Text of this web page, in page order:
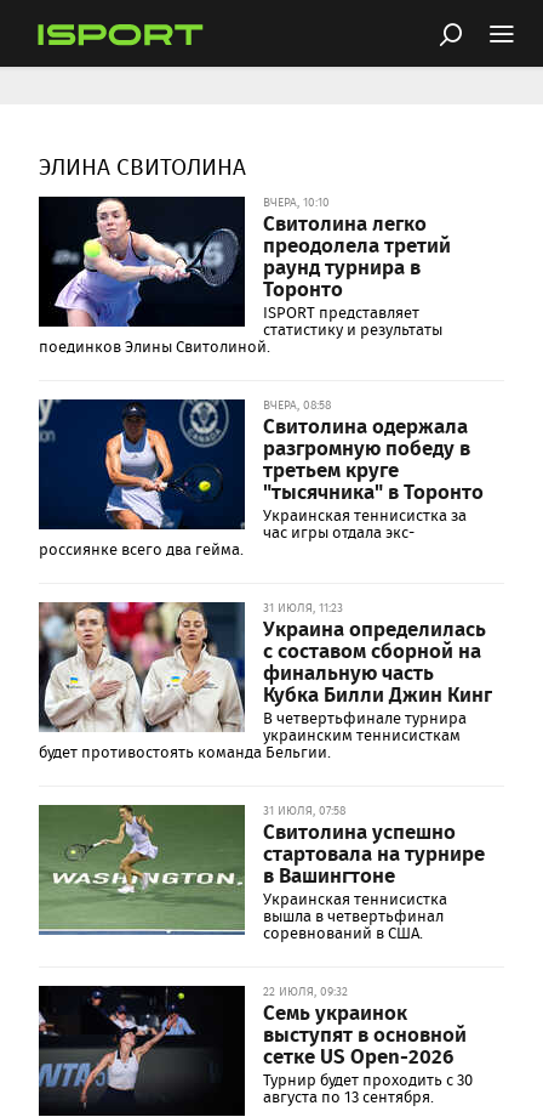
ЭЛИНА СВИТОЛИНА
ВЧЕРА, 10:10
Свитолина легко
преодолела третий
раунд турнира в
Торонто
ISPORT представляет
статистику и результаты
поединков Элины Свитолиной.
ВЧЕРА, 08:58
Свитолина одержала
разгромную победу в
третьем круге
"тысячника" в Торонто
Украинская теннисистка за
час игры отдала экс-
россиянке всего два гейма.
31 ИЮЛЯ, 11:23
Украина определилась
с составом сборной на
финальную часть
Кубка Билли Джин Кинг
В четвертьфинале турнира
украинским теннисисткам
будет противостоять команда Бельгии.
31 ИЮЛЯ, 07:58
Свитолина успешно
стартовала на турнире
в Вашингтоне
Украинская теннисистка
вышла в четвертьфинал
соревнований в США.
22 ИЮЛЯ, 09:32
Семь украинок
выступят в основной
сетке US Open-2026
Турнир будет проходить с 30
августа по 13 сентября.